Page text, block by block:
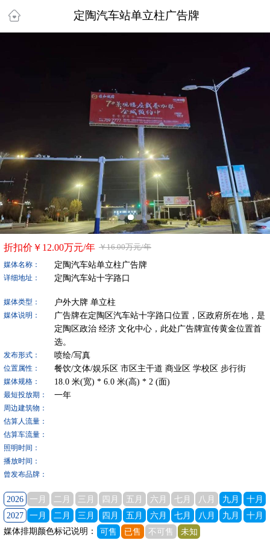
定陶汽车站单立柱广告牌
折扣价￥ 12.00万元/年 ￥16.00万元/年
媒体名称： 定陶汽车站单立柱广告牌
详细地址： 定陶汽车站十字路口
媒体类型： 户外大牌 单立柱
媒体说明：
广告牌在定陶区汽车站十字路口位置，区政府所在地，是
定陶区政治 经济 文化中心，此处广告牌宣传黄金位置首
选。
发布形式： 喷绘/写真
位置属性： 餐饮/文体/娱乐区 市区主干道 商业区 学校区 步行街
媒体规格： 18.0米(宽) * 6.0米(高) * 2 (面)
最短投放期： 一年
周边建筑物：
估算人流量：
估算车流量：
照明时间：
播放时间：
曾发布品牌：
2026 一月 二月 三月 四月 五月 六月 七月 八月 九月
十月
2027
一月 二月 三月 四月 五月 六月 七月 八月 九月
十月
媒体排期颜色标记说明：
可售 已售 不可售 未知